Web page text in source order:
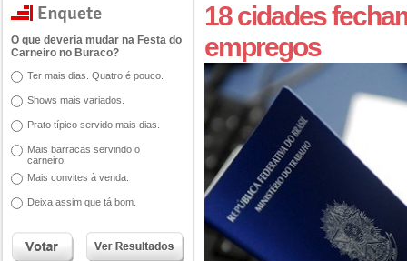
O que deveria mudar na Festa do
Carneiro no Buraco?
Ter mais dias. Quatro é pouco.
Shows mais variados.
Prato típico servido mais dias.
Mais barracas servindo o
carneiro.
Mais convites à venda.
Deixa assim que tá bom.
18 cidades
empregos